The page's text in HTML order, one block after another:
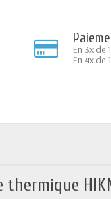
En 3x de
En 4x de